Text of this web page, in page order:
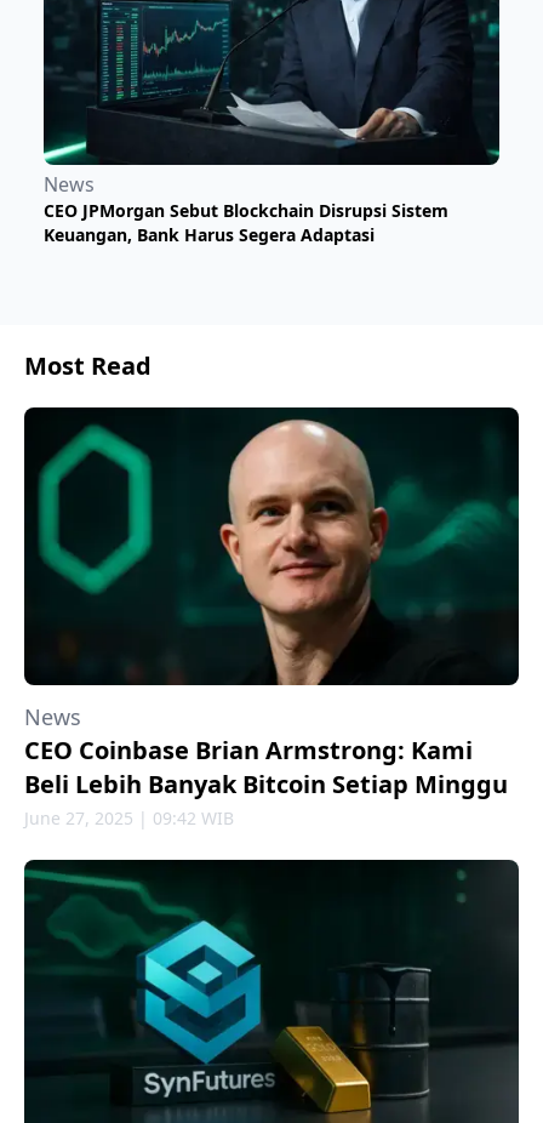
News
CEO JPMorgan Sebut Blockchain Disrupsi Sistem
Keuangan, Bank Harus Segera Adaptasi
Most Read
News
CEO Coinbase Brian Armstrong: Kami
Beli Lebih Banyak Bitcoin Setiap Minggu
June 27, 2025 | 09:42 WIB